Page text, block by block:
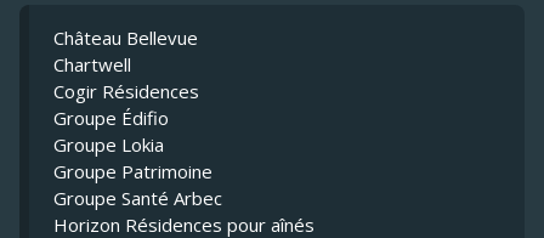
Château Bellevue
Chartwell
Cogir Résidences
Groupe Édifio
Groupe Lokia
Groupe Patrimoine
Groupe Santé Arbec
Horizon Résidences pour aînés